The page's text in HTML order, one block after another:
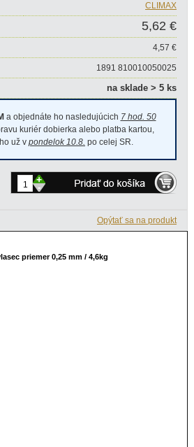
CLIMAX
5,62 €
4,57 €
1891 810010050025
na sklade > 5 ks
a objednáte ho nasledujúcich 7 hod. 50
kuriér dobierka alebo platba kartou,
už v pondelok 10.8. po celej SR.
-
+
Opýtať sa na produkt
priemer 0,25 mm / 4,6kg